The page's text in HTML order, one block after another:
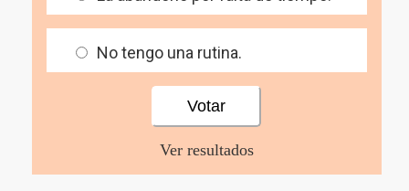
No tengo una rutina.
Ver resultados